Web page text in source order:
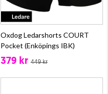
Oxdog Ledarshorts COURT
Pocket (Enköpings IBK)
379 kr 449 kr